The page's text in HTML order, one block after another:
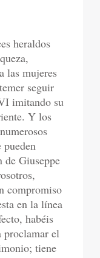
heraldos
las mujeres
seguir
imitando su
Y los
pueden
de Giuseppe
compromiso
en la línea
habéis
proclamar el
tiene